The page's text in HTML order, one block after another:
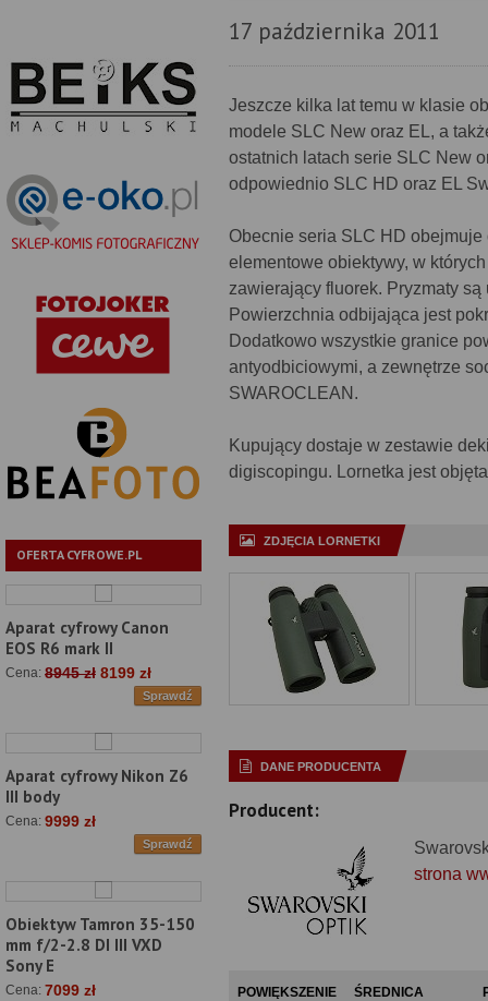
OFERTA CYFROWE.PL
Aparat cyfrowy Canon
EOS R6 mark II
Cena: 8945 zł 8199 zł
Sprawdź
Aparat cyfrowy Nikon Z6
III body
Cena: 9999 zł
Sprawdź
Obiektyw Tamron 35-150
mm f/2-2.8 DI III VXD
Sony E
Cena: 7099 zł
17 października 2011
Jeszcze kilka lat temu w klasie
modele SLC New oraz EL, a
ostatnich latach serie SLC New
odpowiednio SLC HD oraz EL
Obecnie seria SLC HD
elementowe obiektywy, w
zawierający fluorek. Pryzmaty
Powierzchnia odbijająca jest
Dodatkowo wszystkie granice
antyodbiciowymi, a zewnętrze
SWAROCLEAN.
Kupujący dostaje w zestawie
digiscopingu. Lornetka jest
ZDJĘCIA LORNETKI
DANE PRODUCENTA
Producent:
strona
POWIĘKSZENIE
ŚREDNICA